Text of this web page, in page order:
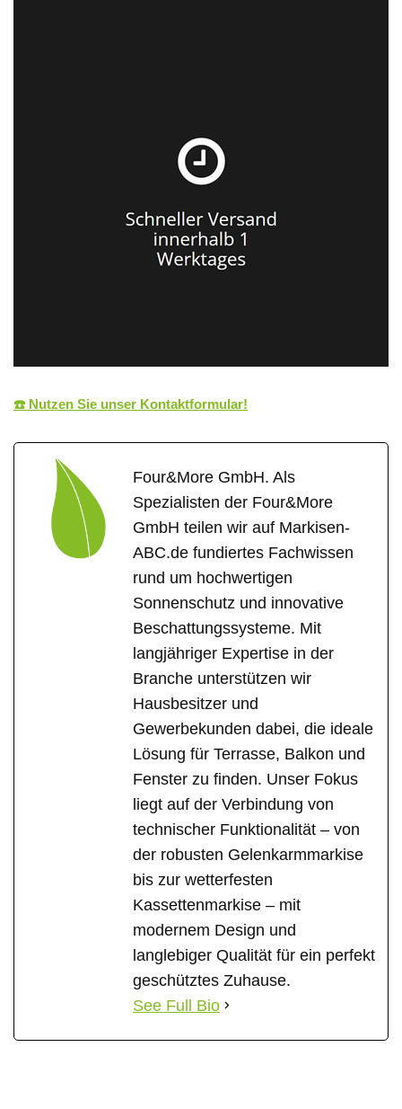
☎️ Nutzen Sie unser Kontaktformular!
Four&More GmbH. Als
Spezialisten der Four&More
GmbH teilen wir auf Markisen-
ABC.de fundiertes Fachwissen
rund um hochwertigen
Sonnenschutz und innovative
Beschattungssysteme. Mit
langjähriger Expertise in der
Branche unterstützen wir
Hausbesitzer und
Gewerbekunden dabei, die ideale
Lösung für Terrasse, Balkon und
Fenster zu finden. Unser Fokus
liegt auf der Verbindung von
technischer Funktionalität – von
der robusten Gelenkarmmarkise
bis zur wetterfesten
Kassettenmarkise – mit
modernem Design und
langlebiger Qualität für ein perfekt
geschütztes Zuhause.
See Full Bio